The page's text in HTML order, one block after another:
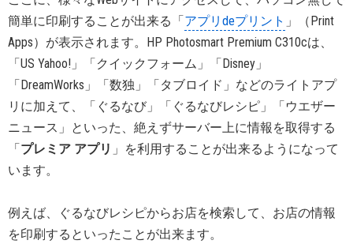
簡単に印刷することが出来る「アプリdeプリント 」（Print
Apps）が表示されます。HP Photosmart Premium C310cは、
「US Yahoo!」「クイックフォーム」「Disney」
「DreamWorks」「数独」「タブロイド」などのライトアプ
リに加えて、「ぐるなび」「ぐるなびレシピ」「ウエザー
ニュース」といった、絶えずサーバー上に情報を取得する
「プレミア アプリ 」を利用することが出来るようになって
います。
例えば、ぐるなびレシピからお店を検索して、お店の情報
を印刷するといったことが出来ます。